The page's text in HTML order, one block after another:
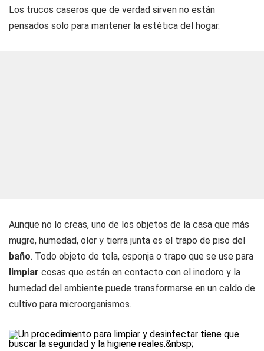
Los trucos caseros que de verdad sirven no están
pensados solo para mantener la estética del hogar.
Aunque no lo creas, uno de los objetos de la casa que más
mugre, humedad, olor y tierra junta es el trapo de piso del
baño. Todo objeto de tela, esponja o trapo que se use para
limpiar cosas que están en contacto con el inodoro y la
humedad del ambiente puede transformarse en un caldo de
cultivo para microorganismos.